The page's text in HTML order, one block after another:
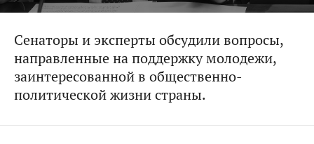
Сенаторы и эксперты обсудили вопросы,
направленные на поддержку молодежи,
заинтересованной в общественно-
политической жизни страны.